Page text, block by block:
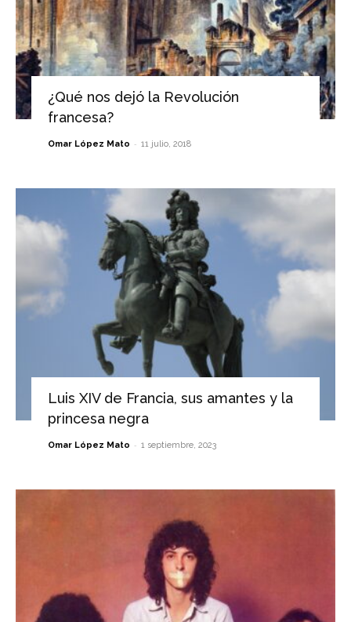
¿Qué nos dejó la Revolución
francesa?
Omar López Mato - 11 julio, 2018
Luis XIV de Francia, sus amantes y la
princesa negra
Omar López Mato - 1 septiembre, 2023